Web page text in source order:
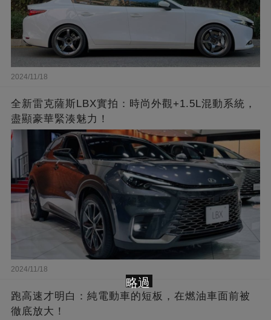
2024/11/18
全新雷克薩斯LBX實拍：時尚外觀+1.5L混動系統，
盡顯豪華緊湊魅力！
2024/11/18
跑高速才明白：純電動車的短板，在燃油車面前被
徹底放大！
略過